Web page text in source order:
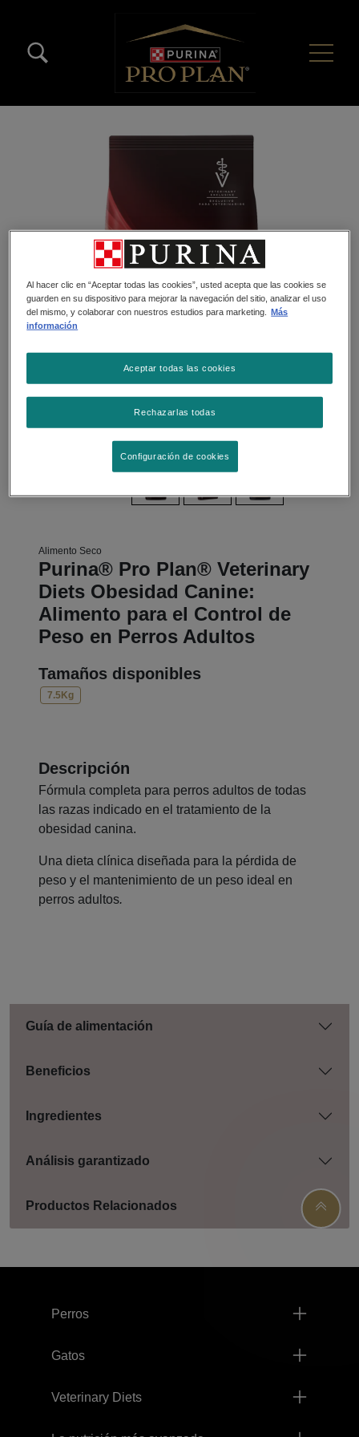
Alimento Seco
Purina® Pro Plan® Veterinary
Diets Obesidad Canine:
Alimento para el Control de
Peso en Perros Adultos
Tamaños disponibles
7.5Kg
Descripción
Fórmula completa para perros adultos de todas
las razas indicado en el tratamiento de la
obesidad canina.
Una dieta clínica diseñada para la pérdida de
peso y el mantenimiento de un peso ideal en
perros adultos.
Guía de alimentación
Beneficios
Ingredientes
Análisis garantizado
Productos Relacionados
Perros
Gatos
Veterinary Diets
Al hacer clic en “Aceptar todas las cookies”, usted acepta que las cookies se
guarden en su dispositivo para mejorar la navegación del sitio, analizar el uso
del mismo, y colaborar con nuestros estudios para marketing.
Más
información
Rechazarlas todas
Aceptar todas las cookies
Configuración de cookies